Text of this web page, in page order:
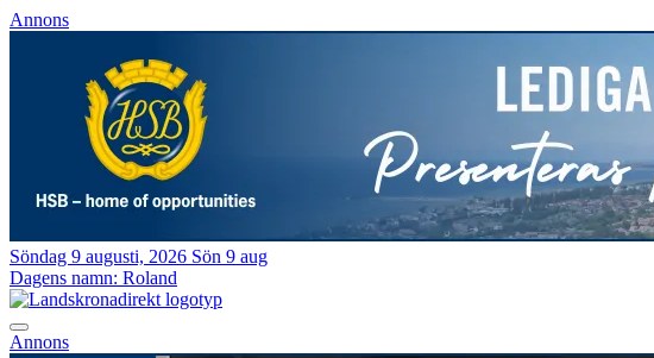
Annons
Söndag 9 augusti, 2026 Sön 9 aug
Dagens namn: Roland
Annons